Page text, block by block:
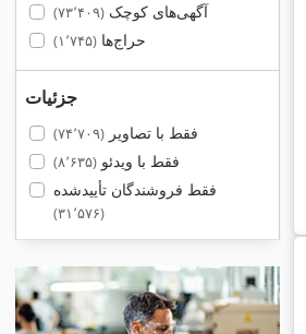
آگهی‌های کوچک(۷۳٬۴۰۹)
حراج‌ها(۱٬۷۴۵)
جزئیات
فقط با تصاویر(۷۴٬۷۰۹)
فقط با ویدئو(۸٬۶۳۵)
فقط فروشندگان تأییدشده
(۳۱٬۵۷۶)